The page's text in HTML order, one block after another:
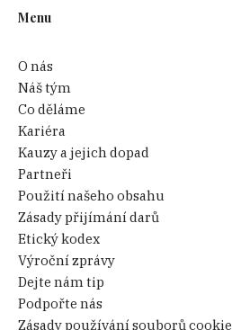
Menu
O nás
Náš tým
Co děláme
Kariéra
Kauzy a jejich dopad
Partneři
Použití našeho obsahu
Zásady přijímání darů
Etický kodex
Výroční zprávy
Dejte nám tip
Podpořte nás
Zásady používání souborů cookie